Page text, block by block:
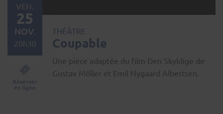
THÉÂTRE
Coupable
Une pièce adaptée du film Den Skyldige de
Gustav Möller et Emil Nygaard Albertsen.
VEN.
25
NOV.
20h30
Réserver
en ligne